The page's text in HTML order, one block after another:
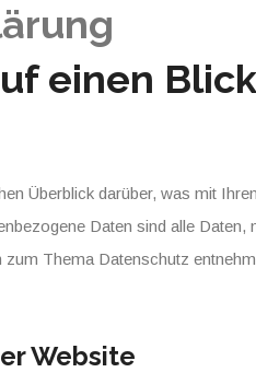
einen Blick
Überblick darüber, was mit
Daten sind alle Daten,
Thema Datenschutz
Website